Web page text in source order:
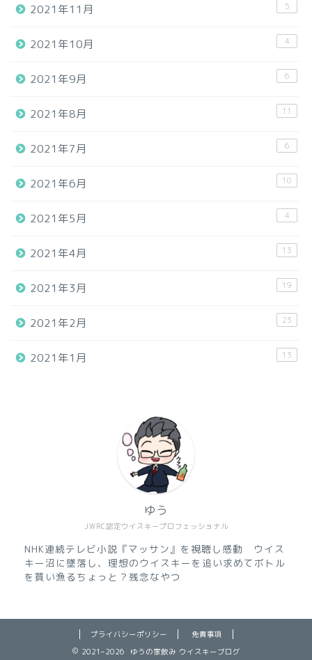
2021年11月 5
2021年10月 4
2021年9月 6
2021年8月 11
2021年7月 6
2021年6月 10
2021年5月 4
2021年4月 13
2021年3月 19
2021年2月 23
2021年1月 13
JWRC認定ウイスキープロフェッショナル
ゆう
NHK連続テレビ小説『マッサン』を視聴し感動 ウイス
キー沼に墜落し、理想のウイスキーを追い求めてボトル
を買い漁るちょっと？残念なやつ
プライバシーポリシー
免責事項
2021–2026 ゆうの家飲み ウイスキーブログ